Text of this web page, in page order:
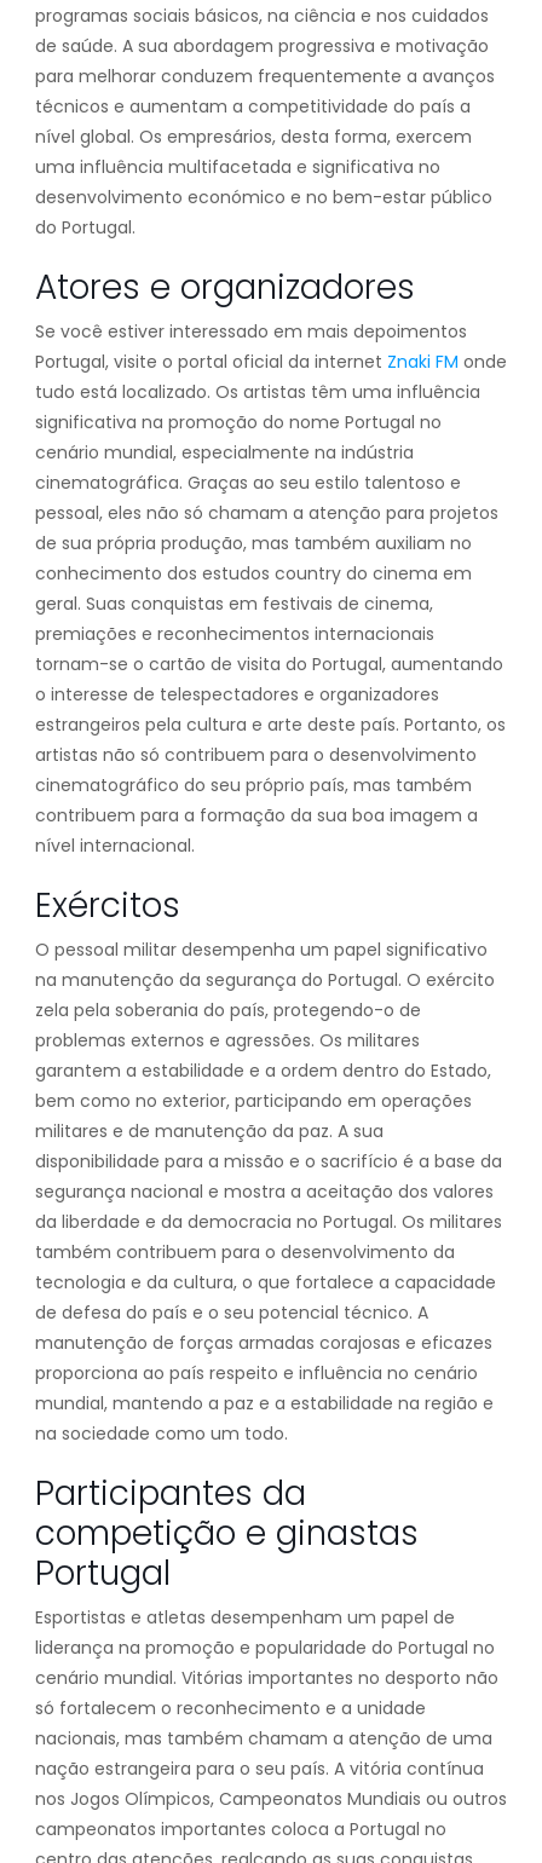
programas sociais básicos, na ciência e nos cuidados
de saúde. A sua abordagem progressiva e motivação
para melhorar conduzem frequentemente a avanços
técnicos e aumentam a competitividade do país a
nível global. Os empresários, desta forma, exercem
uma influência multifacetada e significativa no
desenvolvimento económico e no bem-estar público
do Portugal.
Atores e organizadores
Se você estiver interessado em mais depoimentos
Portugal, visite o portal oficial da internet Znaki FM onde
tudo está localizado. Os artistas têm uma influência
significativa na promoção do nome Portugal no
cenário mundial, especialmente na indústria
cinematográfica. Graças ao seu estilo talentoso e
pessoal, eles não só chamam a atenção para projetos
de sua própria produção, mas também auxiliam no
conhecimento dos estudos country do cinema em
geral. Suas conquistas em festivais de cinema,
premiações e reconhecimentos internacionais
tornam-se o cartão de visita do Portugal, aumentando
o interesse de telespectadores e organizadores
estrangeiros pela cultura e arte deste país. Portanto, os
artistas não só contribuem para o desenvolvimento
cinematográfico do seu próprio país, mas também
contribuem para a formação da sua boa imagem a
nível internacional.
Exércitos
O pessoal militar desempenha um papel significativo
na manutenção da segurança do Portugal. O exército
zela pela soberania do país, protegendo-o de
problemas externos e agressões. Os militares
garantem a estabilidade e a ordem dentro do Estado,
bem como no exterior, participando em operações
militares e de manutenção da paz. A sua
disponibilidade para a missão e o sacrifício é a base da
segurança nacional e mostra a aceitação dos valores
da liberdade e da democracia no Portugal. Os militares
também contribuem para o desenvolvimento da
tecnologia e da cultura, o que fortalece a capacidade
de defesa do país e o seu potencial técnico. A
manutenção de forças armadas corajosas e eficazes
proporciona ao país respeito e influência no cenário
mundial, mantendo a paz e a estabilidade na região e
na sociedade como um todo.
Participantes da
competição e ginastas
Portugal
Esportistas e atletas desempenham um papel de
liderança na promoção e popularidade do Portugal no
cenário mundial. Vitórias importantes no desporto não
só fortalecem o reconhecimento e a unidade
nacionais, mas também chamam a atenção de uma
nação estrangeira para o seu país. A vitória contínua
nos Jogos Olímpicos, Campeonatos Mundiais ou outros
campeonatos importantes coloca a Portugal no